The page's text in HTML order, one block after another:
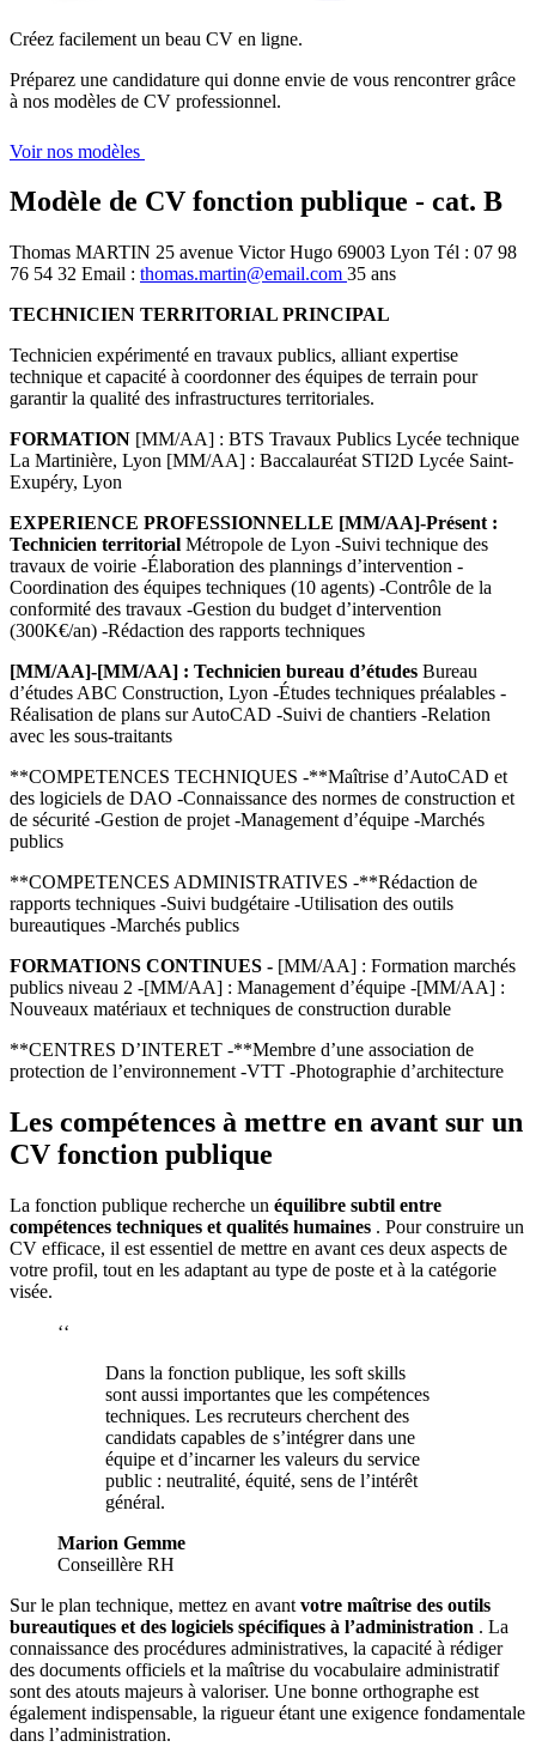
Créez facilement un beau CV en ligne.
Préparez une candidature qui donne envie de vous rencontrer grâce
à nos modèles de CV professionnel.
Voir nos modèles
Modèle de CV fonction publique - cat. B
Thomas MARTIN 25 avenue Victor Hugo 69003 Lyon Tél : 07 98
76 54 32 Email : thomas.martin@email.com 35 ans
TECHNICIEN TERRITORIAL PRINCIPAL
Technicien expérimenté en travaux publics, alliant expertise
technique et capacité à coordonner des équipes de terrain pour
garantir la qualité des infrastructures territoriales.
FORMATION [MM/AA] : BTS Travaux Publics Lycée technique
La Martinière, Lyon [MM/AA] : Baccalauréat STI2D Lycée Saint-
Exupéry, Lyon
EXPERIENCE PROFESSIONNELLE [MM/AA]-Présent :
Technicien territorial Métropole de Lyon -Suivi technique des
travaux de voirie -Élaboration des plannings d’intervention -
Coordination des équipes techniques (10 agents) -Contrôle de la
conformité des travaux -Gestion du budget d’intervention
(300K€/an) -Rédaction des rapports techniques
[MM/AA]-[MM/AA] : Technicien bureau d’études Bureau
d’études ABC Construction, Lyon -Études techniques préalables -
Réalisation de plans sur AutoCAD -Suivi de chantiers -Relation
avec les sous-traitants
**COMPETENCES TECHNIQUES -**Maîtrise d’AutoCAD et
des logiciels de DAO -Connaissance des normes de construction et
de sécurité -Gestion de projet -Management d’équipe -Marchés
publics
**COMPETENCES ADMINISTRATIVES -**Rédaction de
rapports techniques -Suivi budgétaire -Utilisation des outils
bureautiques -Marchés publics
FORMATIONS CONTINUES - [MM/AA] : Formation marchés
publics niveau 2 -[MM/AA] : Management d’équipe -[MM/AA] :
Nouveaux matériaux et techniques de construction durable
**CENTRES D’INTERET -**Membre d’une association de
protection de l’environnement -VTT -Photographie d’architecture
Les compétences à mettre en avant sur un
CV fonction publique
La fonction publique recherche un équilibre subtil entre
compétences techniques et qualités humaines . Pour construire un
CV efficace, il est essentiel de mettre en avant ces deux aspects de
votre profil, tout en les adaptant au type de poste et à la catégorie
visée.
‘‘
Dans la fonction publique, les soft skills
sont aussi importantes que les compétences
techniques. Les recruteurs cherchent des
candidats capables de s’intégrer dans une
équipe et d’incarner les valeurs du service
public : neutralité, équité, sens de l’intérêt
général.
Marion Gemme
Conseillère RH
Sur le plan technique, mettez en avant votre maîtrise des outils
bureautiques et des logiciels spécifiques à l’administration . La
connaissance des procédures administratives, la capacité à rédiger
des documents officiels et la maîtrise du vocabulaire administratif
sont des atouts majeurs à valoriser. Une bonne orthographe est
également indispensable, la rigueur étant une exigence fondamentale
dans l’administration.